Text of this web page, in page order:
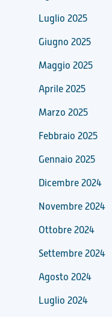
Luglio 2025
Giugno 2025
Maggio 2025
Aprile 2025
Marzo 2025
Febbraio 2025
Gennaio 2025
Dicembre 2024
Novembre 2024
Ottobre 2024
Settembre 2024
Agosto 2024
Luglio 2024